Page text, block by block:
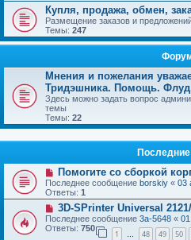
Купля, продажа, обмен,
Размещение заказов и
Темы: 247
Мнения и пожелания
Тридэшника. Помощь.
Здесь можно задать вопрос
темы
Темы: 22
Помогите со сборкой
Последнее сообщение borskiy « 03
Ответы: 1
3D-SPrinter Universal
Последнее сообщение 3a-5648 «
Ответы: 750
1 … 48 49 50